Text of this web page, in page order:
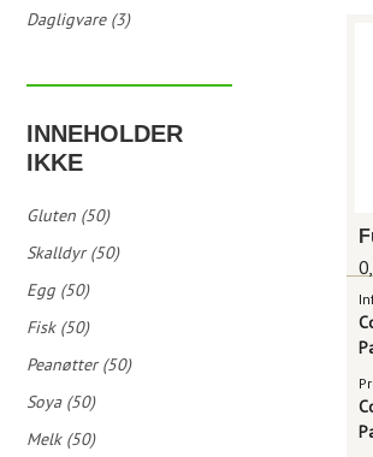
Dagligvare (3)
INNEHOLDER
IKKE
Gluten (50)
Skalldyr (50)
Egg (50)
Fisk (50)
Peanøtter (50)
Soya (50)
Melk (50)